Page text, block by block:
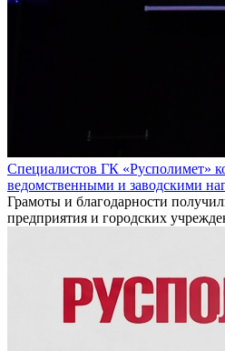
Специалистов ГК «Русполимет»
ведомственными и заводскими
Грамоты и благодарности
предприятия и городских